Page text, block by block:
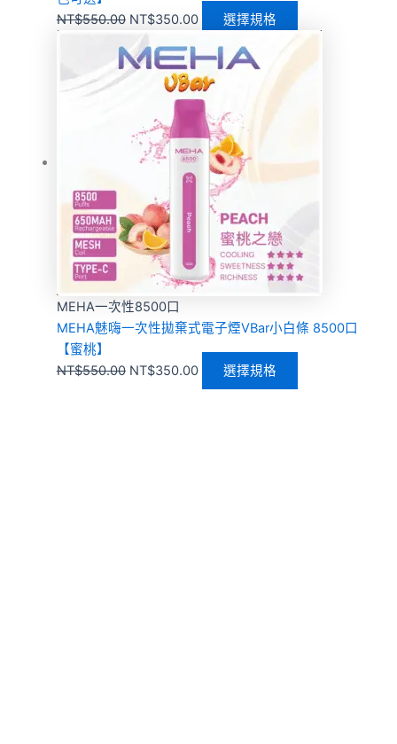
NT$550.00 NT$350.00 選擇規格
MEHA一次性8500口
MEHA魅嗨一次性拋棄式電子煙VBar小白條 8500口
【蜜桃】
NT$550.00 NT$350.00 選擇規格